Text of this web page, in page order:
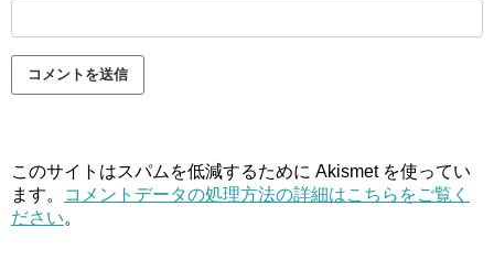
このサイトはスパムを低減するために Akismet を使ってい
ます。
コメントデータの処理方法の詳細はこちらをご覧く
ださい。